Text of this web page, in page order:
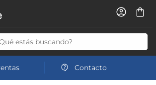
Contacto